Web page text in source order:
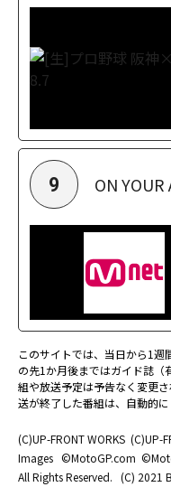
9 ON
このサイトでは、当日から1週
の先1か月後まではガイド誌（
組や放送予定は予告なく変更
送が終了した番組は、自動的に
(C)UP-FRONT WORKS (C)UP-
Images ©MotoGP.com
All Rights Reserved. (C) 2021